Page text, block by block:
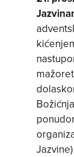
Jazvine)